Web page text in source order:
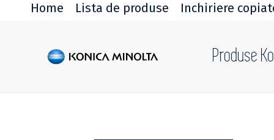
Home Lista de produse Inchiriere
Produse